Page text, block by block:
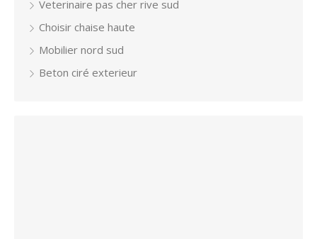
Veterinaire pas cher rive sud
Choisir chaise haute
Mobilier nord sud
Beton ciré exterieur